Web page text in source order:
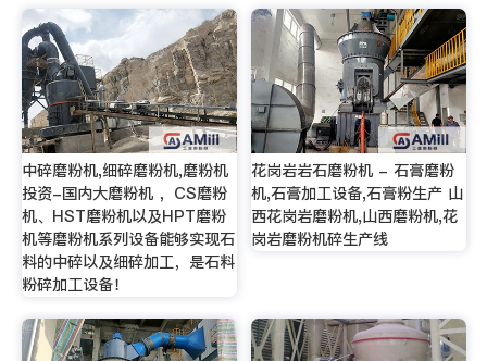
中碎磨粉机,细碎磨粉机,磨粉机
投资-国内大磨粉机 ，CS磨粉
机、HST磨粉机以及HPT磨粉
机等磨粉机系列设备能够实现石
料的中碎以及细碎加工，是石料
粉碎加工设备！
花岗岩岩石磨粉机 - 石膏磨粉
机,石膏加工设备,石膏粉生产 山
西花岗岩磨粉机,山西磨粉机,花
岗岩磨粉机碎生产线